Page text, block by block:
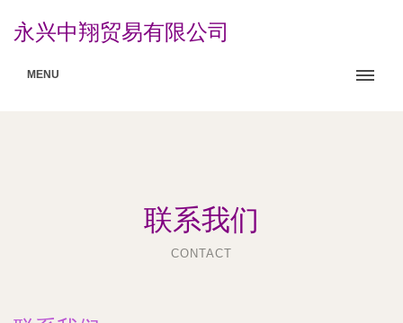
永兴中翔贸易有限公司
MENU
联系我们
CONTACT